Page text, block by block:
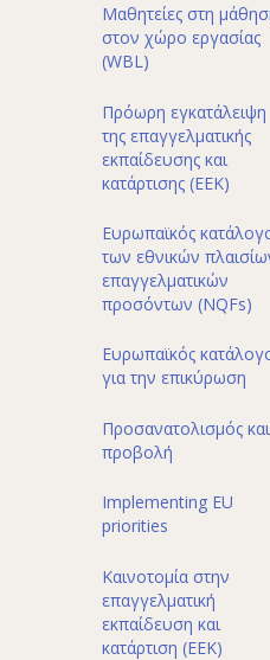
Μαθητείες στη
στον χώρο εργασίας
(WBL)
Πρόωρη εγκατάλειψη
της επαγγελματικής
εκπαίδευσης και
κατάρτισης (ΕΕΚ)
Ευρωπαϊκός
των εθνικών
επαγγελματικών
προσόντων (NQFs)
Ευρωπαϊκός
για την επικύρωση
Προσανατολισμός και
προβολή
Implementing EU
priorities
Καινοτομία στην
επαγγελματική
εκπαίδευση και
κατάρτιση (ΕΕΚ)